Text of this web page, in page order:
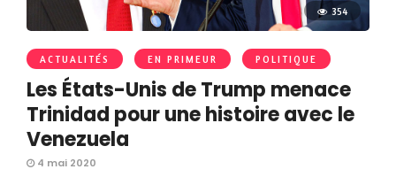
354
ACTUALITÉS EN PRIMEUR POLITIQUE
Les États-Unis de Trump menace
Trinidad pour une histoire avec le
Venezuela
4 mai 2020